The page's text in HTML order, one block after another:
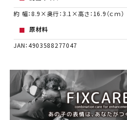
約 幅：8.9×奥行：3.1×高さ：16.9（ｃｍ）
原材料
JAN：4903588277047